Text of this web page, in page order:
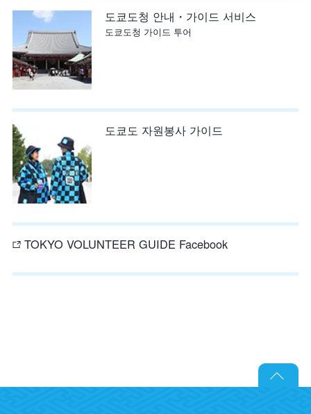
도쿄도청 안내・가이드 서비스
도쿄도청 가이드 투어
도쿄도 자원봉사 가이드
TOKYO VOLUNTEER GUIDE Facebook